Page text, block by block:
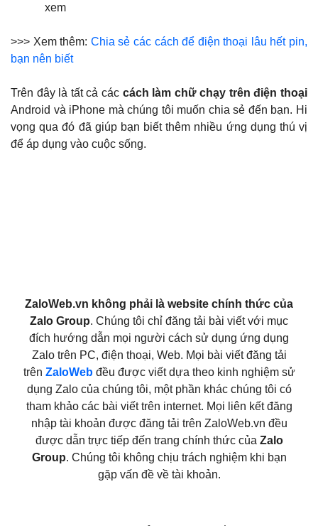
xem
>>> Xem thêm: Chia sẻ các cách để điện thoại lâu hết pin,
bạn nên biết
Trên đây là tất cả cáccách làm chữ chạy trên điện thoại
Android và iPhone mà chúng tôi muốn chia sẻ đến bạn. Hi
vọng qua đó đã giúp bạn biết thêm nhiều ứng dụng thú vị
để áp dụng vào cuộc sống.
ZaloWeb.vn không phải là website chính thức của
Zalo Group. Chúng tôi chỉ đăng tải bài viết với mục
đích hướng dẫn mọi người cách sử dụng ứng dụng
Zalo trên PC, điện thoại, Web. Mọi bài viết đăng tải
trên ZaloWebđều được viết dựa theo kinh nghiệm sử
dụng Zalo của chúng tôi, một phần khác chúng tôi có
tham khảo các bài viết trên internet. Mọi liên kết đăng
nhập tài khoản được đăng tải trên ZaloWeb.vn đều
được dẫn trực tiếp đến trang chính thức của Zalo
Group. Chúng tôi không chịu trách nghiệm khi bạn
gặp vấn đề về tài khoản.